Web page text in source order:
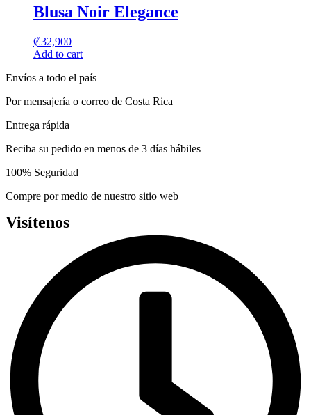
chosen
on
the
product
page
has
multiple
The
options
be
chosen
on
the
product
page
Blusa Noir Elegance
₡32,900
Add to cart
Envíos a todo el país
Por mensajería o correo de Costa Rica
Entrega rápida
Reciba su pedido en menos de 3 días hábiles
100% Seguridad
Compre por medio de nuestro sitio web
Visítenos